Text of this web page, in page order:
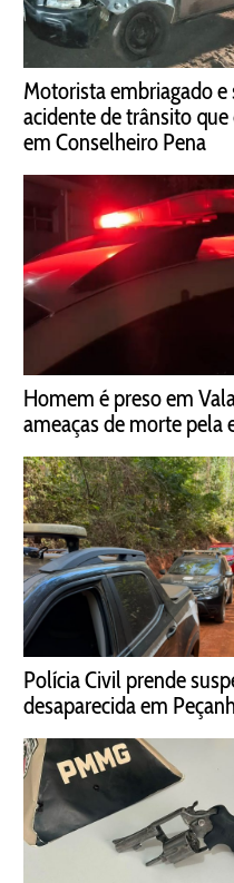
Motorista embriagado
acidente de trânsito
em Conselheiro Pena
Homem é preso em
ameaças de morte pela
Polícia Civil prende
desaparecida em